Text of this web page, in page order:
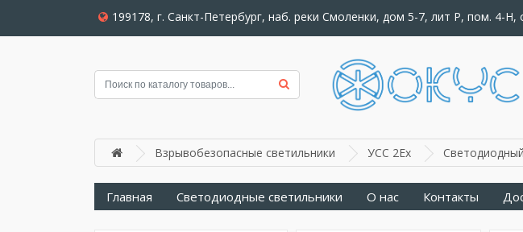
199178, г. Санкт-Петербург, наб. реки Смоленки, дом 5-7, лит Р, пом. 4-
Взрывобезопасные светильники УСС 2Ex
Главная Светодиодные светильники О нас Контакты